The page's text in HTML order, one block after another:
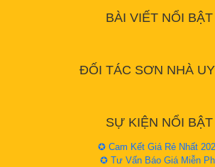
BÀI VIẾT NỔI BẬT
ĐỐI TÁC SƠN NHÀ
SỰ KIỆN NỔI BẬT
✪ Cam Kết Giá Rẻ Nhất
✪ Tư Vấn Báo Giá Miễn